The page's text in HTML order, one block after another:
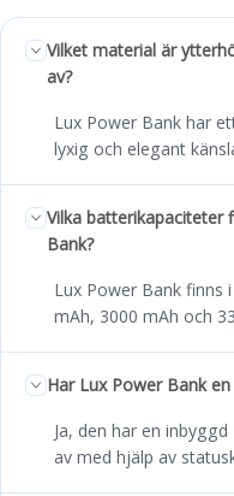
Vilket material är
av?
Lux Power Bank har
lyxig och elegant
Vilka batterikapaciteter
Bank?
Lux Power Bank finns
mAh, 3000 mAh och
Har Lux Power Bank
Ja, den har en
av med hjälp av